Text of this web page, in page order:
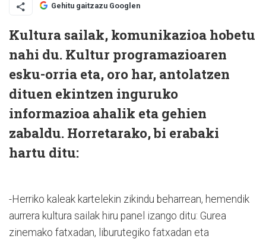
Gehitu gaitzazu Googlen
Kultura sailak, komunikazioa hobetu
nahi du. Kultur programazioaren
esku-orria eta, oro har, antolatzen
dituen ekintzen inguruko
informazioa ahalik eta gehien
zabaldu. Horretarako, bi erabaki
hartu ditu:
-Herriko kaleak kartelekin zikindu beharrean, hemendik
aurrera kultura sailak hiru panel izango ditu: Gurea
zinemako fatxadan, liburutegiko fatxadan eta